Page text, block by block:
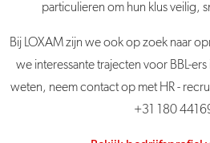
particulieren om hun klus veilig,
Bij LOXAM zijn we ook op zoek naar
we interessante trajecten voor BBL-
weten, neem contact op met HR -
+31 180